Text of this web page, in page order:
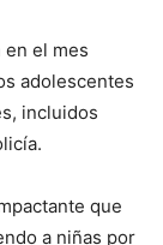
el mes
adolescentes
incluidos
que
a niñas por